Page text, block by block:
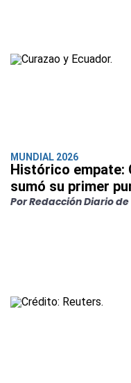
MUNDIAL 2026
Histórico empate:
sumó su primer
Por Redacción Diario